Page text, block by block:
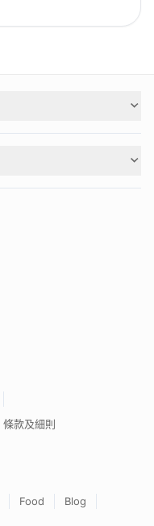
條款及細則
Food
Blog